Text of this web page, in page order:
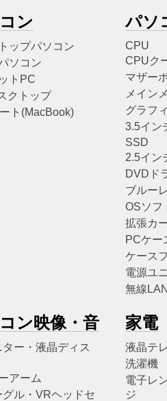
ン
ップパソコン
ソコン
トPC
クトップ
ト(MacBook)
パソ
CPU
CPUク
マザー
メイン
グラフ
3.5イン
SSD
2.5イン
DVDド
ブルー
OSソフ
拡張カ
PCケー
ケース
電源ユ
無線
ン映像・音
ター・液晶ディス
アーム
ル・VRヘッドセ
家電
液晶テ
洗濯機
電子レ
ジ